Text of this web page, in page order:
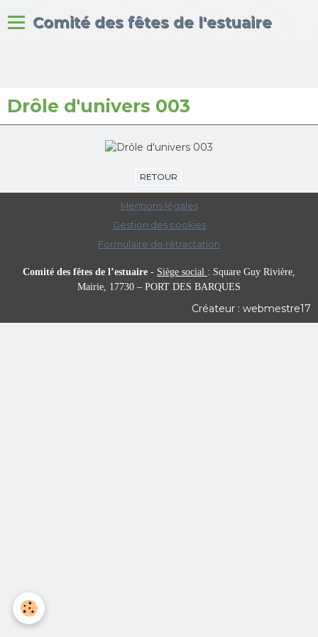
Comité des fêtes de l'estuaire
Accueil
Drôle d'univers 003
RETOUR
Mentions légales
Gestion des cookies
Formulaire de rétractation
Comité des fêtes de l’estuaire - Siège social : Square Guy Rivière,
Mairie, 17730 – PORT DES BARQUES
Créateur : webmestre17